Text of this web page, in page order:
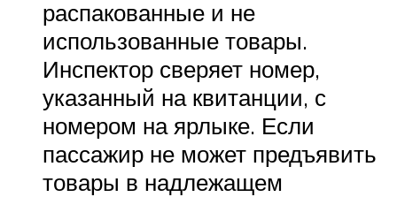
распакованные и не
использованные товары.
Инспектор сверяет номер,
указанный на квитанции, с
номером на ярлыке. Если
пассажир не может предъявить
товары в надлежащем